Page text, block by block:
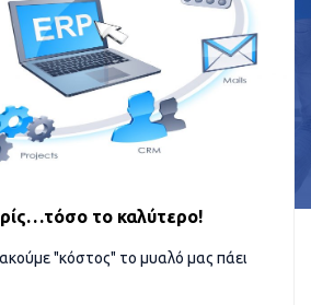
το καλύτερο!
"κόστος" το μυαλό μας πάει